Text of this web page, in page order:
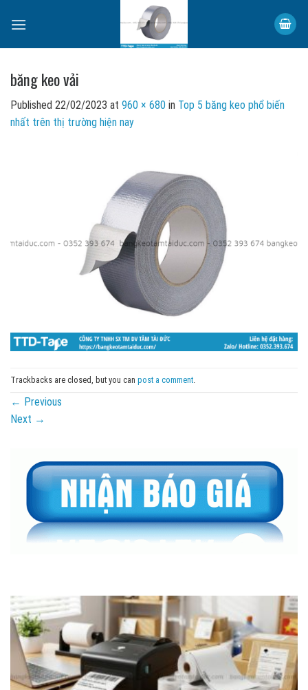
băng keo vải
Published 22/02/2023 at 960 × 680 in Top 5 băng keo phổ biến
nhất trên thị trường hiện nay
Trackbacks are closed, but you can post a comment
← Previous
Next →